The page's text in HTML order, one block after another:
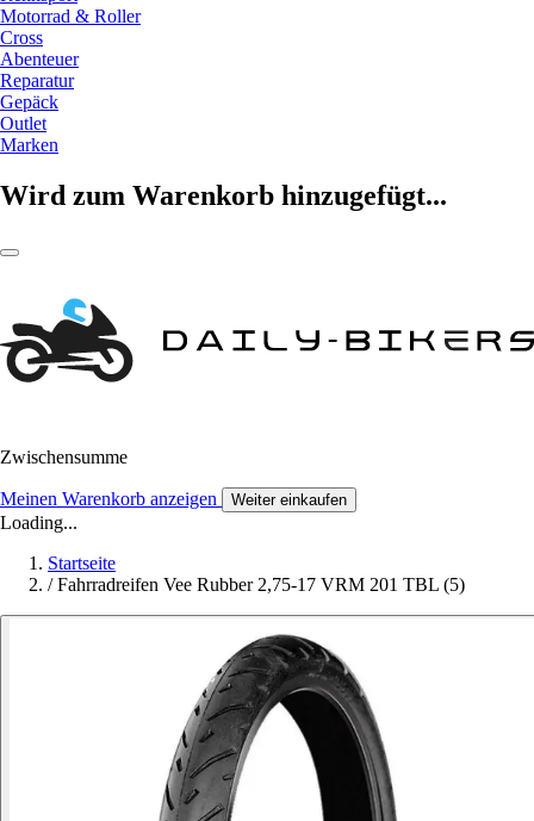
Motorrad & Roller
Cross
Abenteuer
Reparatur
Gepäck
Outlet
Marken
Wird zum Warenkorb hinzugefügt...
Zwischensumme
Meinen Warenkorb anzeigen Weiter einkaufen
Loading...
Startseite
/ Fahrradreifen Vee Rubber 2,75-17 VRM 201 TBL (5)